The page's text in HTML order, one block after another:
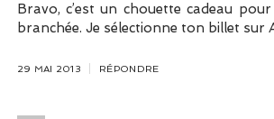
Bravo, c’est un chouette cadeau
branchée. Je sélectionne ton billet sur
29 MAI 2013 RÉPONDRE